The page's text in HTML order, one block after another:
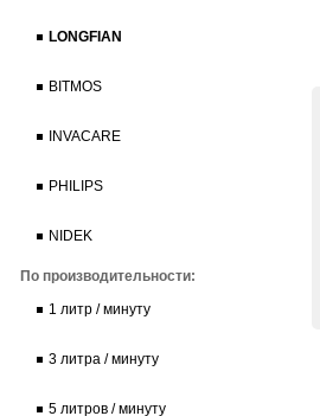
LONGFIAN
BITMOS
INVACARE
PHILIPS
NIDEK
По производительности:
1 литр / минуту
3 литра / минуту
5 литров / минуту